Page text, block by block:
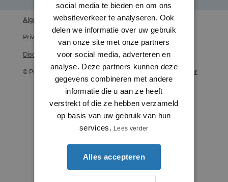
Algemene voorwaarden
Privacy statement
Disclaimer
© Plintenstunter 2026 Profielenstunter
social media te bieden en om ons
websiteverkeer te analyseren. Ook
delen we informatie over uw gebruik
van onze site met onze partners
voor social media, adverteren en
analyse. Deze partners kunnen deze
gegevens combineren met andere
informatie die u aan ze heeft
verstrekt of die ze hebben verzameld
op basis van uw gebruik van hun
services.
Lees verder
Alles accepteren